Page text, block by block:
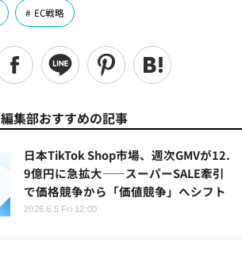
EC戦略
編集部おすすめの記事
日本TikTok Shop市場、週次GMVが12.
9億円に急拡大――スーパーSALE牽引
で価格競争から「価値競争」へシフト
2026.6.5 Fri 12:00